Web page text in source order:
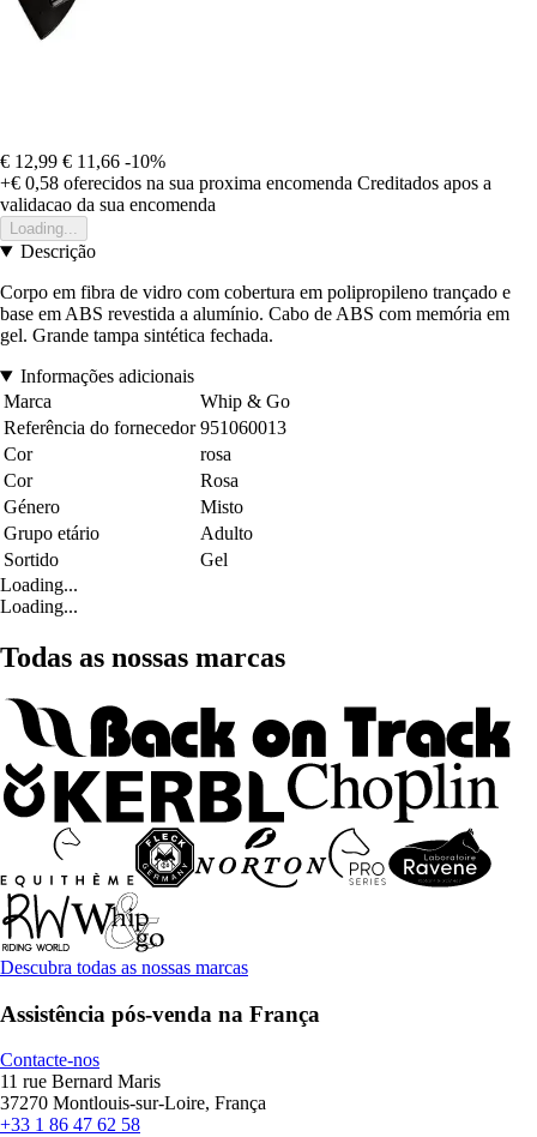
€ 12,99 € 11,66 -10%
+€ 0,58 oferecidos na sua proxima encomenda Creditados apos a
validacao da sua encomenda
Loading...
Descrição
Corpo em fibra de vidro com cobertura em polipropileno trançado e
base em ABS revestida a alumínio. Cabo de ABS com memória em
gel. Grande tampa sintética fechada.
Informações adicionais
Marca
Whip & Go
Referência do fornecedor 951060013
Cor
rosa
Cor
Rosa
Género
Misto
Grupo etário
Adulto
Sortido
Gel
Loading...
Loading...
Todas as nossas marcas
Descubra todas as nossas marcas
Assistência pós-venda na França
Contacte-nos
11 rue Bernard Maris
37270 Montlouis-sur-Loire, França
+33 1 86 47 62 58